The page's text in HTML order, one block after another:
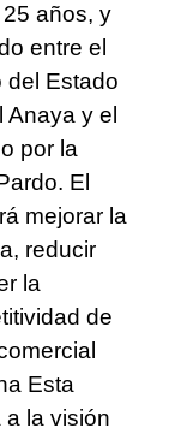
años, y
entre el
del Estado
y el
por la
El
mejorar la
reducir
la
de
Esta
a la visión